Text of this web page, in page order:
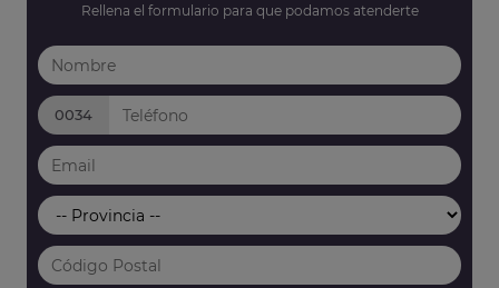
Rellena el formulario para que podamos atenderte
0034